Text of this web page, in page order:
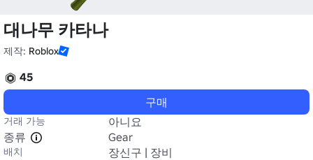
대나무 카타나
제작: Roblox
45
구매
거래 가능
아니요
종류
Gear
배치 장신구 | 장비